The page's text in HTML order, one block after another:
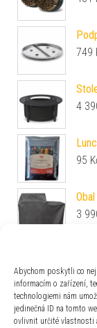
Abychom poskytli co
informacím o zařízení,
technologiemi nám
jedinečná ID na tomto
ovlivnit určité vlastnosti
749
4
95
3
1
4